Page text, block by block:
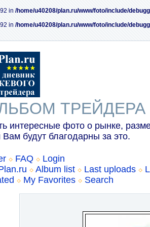
in /home/u40208/plan.ru/www/foto/include/
in /home/u40208/plan.ru/www/foto/include/
ТРЕЙДЕРА
интересные фото о рынке,
будут благодарны за это.
FAQ
Login
Album list Last uploads
My Favorites Search